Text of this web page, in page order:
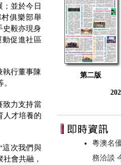
；並於今日
俱樂部舉
史毅亦現身
促進社區
執行董事陳
。
致力支持當
人才培養的
這次我們與
會共融，
第二版
粵澳名
務洽談